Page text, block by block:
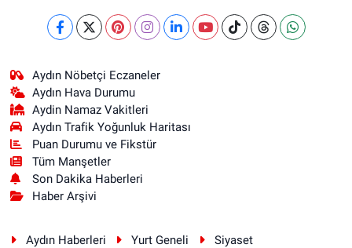
Aydın Nöbetçi Eczaneler
Aydın Hava Durumu
Aydin Namaz Vakitleri
Aydın Trafik Yoğunluk Haritası
Puan Durumu ve Fikstür
Tüm Manşetler
Son Dakika Haberleri
Haber Arşivi
Aydın Haberleri Yurt Geneli
Siyaset